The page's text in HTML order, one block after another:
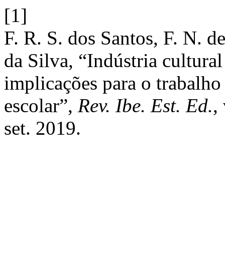
[1]
F. R. S. dos Santos, F. N.
da Silva, “Indústria
implicações para o
escolar”, Rev. Ibe. Est. Ed.,
set. 2019.